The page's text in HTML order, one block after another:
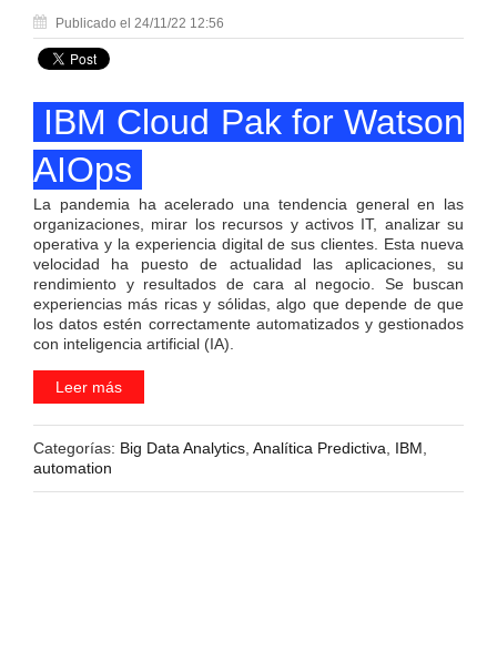
Publicado el 24/11/22 12:56
IBM Cloud Pak for Watson
AIOps
La pandemia ha acelerado una tendencia general en las
organizaciones, mirar los recursos y activos IT, analizar su
operativa y la experiencia digital de sus clientes. Esta nueva
velocidad ha puesto de actualidad las aplicaciones, su
rendimiento y resultados de cara al negocio. Se buscan
experiencias más ricas y sólidas, algo que depende de que
los datos estén correctamente automatizados y gestionados
con inteligencia artificial (IA).
Leer más
Categorías: Big Data Analytics Analítica Predictiva IBM
automation